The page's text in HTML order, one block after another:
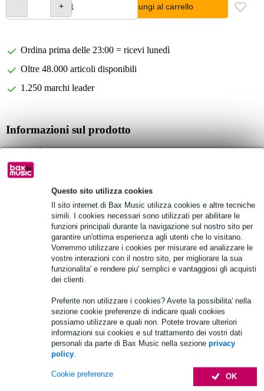
Questo sito utilizza cookies
Il sito internet di Bax Music utilizza cookies e altre tecniche
simili. I cookies necessari sono utilizzati per abilitare le
funzioni principali durante la navigazione sul nostro sito per
garantire un'ottima esperienza agli utenti che lo visitano.
Vorremmo utilizzare i cookies per misurare ed analizzare le
vostre interazioni con il nostro sito, per migliorare la sua
funzionalita' e rendere piu' semplici e vantaggiosi gli acquisti
dei clienti.
Preferite non utilizzare i cookies? Avete la possibilita' nella
sezione cookie preferenze di indicare quali cookies
possiamo utilizzare e quali non. Potete trovare ulteriori
informazioni sui cookies e sul trattamento dei vostri dati
personali da parte di Bax Music nella sezione privacy
policy.
OK
Cookie preferenze
Aggiungi al carrello
Ordina prima delle 23:00 = ricevi lunedì
Oltre 48.000 articoli disponibili
1.250 marchi leader
Informazioni sul prodotto
cavo jack
Serie Greyhound
tipo di cavo: 1 x 2 x 0,22 mm²
Specifiche complete
Vedi anche (4)